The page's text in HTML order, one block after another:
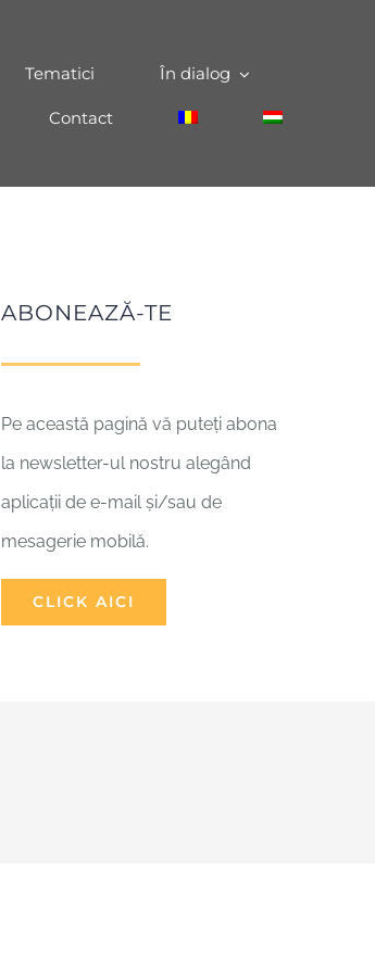
Tematici În dialog
Contact
ABONEAZĂ-TE
Pe această pagină vă puteți abona
la newsletter-ul nostru alegând
aplicații de e-mail și/sau de
mesagerie mobilă.
CLICK AICI